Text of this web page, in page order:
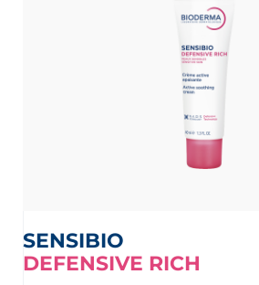
SENSIBIO
DEFENSIVE RICH